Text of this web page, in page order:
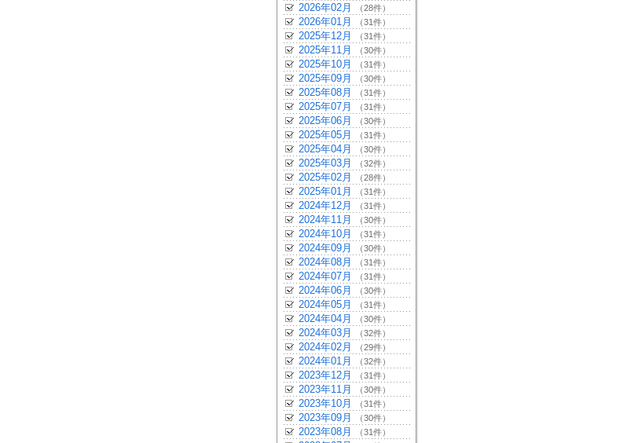
2026年02月 （28件）
2026年01月 （31件）
2025年12月 （31件）
2025年11月 （30件）
2025年10月 （31件）
2025年09月 （30件）
2025年08月 （31件）
2025年07月 （31件）
2025年06月 （30件）
2025年05月 （31件）
2025年04月 （30件）
2025年03月 （32件）
2025年02月 （28件）
2025年01月 （31件）
2024年12月 （31件）
2024年11月 （30件）
2024年10月 （31件）
2024年09月 （30件）
2024年08月 （31件）
2024年07月 （31件）
2024年06月 （30件）
2024年05月 （31件）
2024年04月 （30件）
2024年03月 （32件）
2024年02月 （29件）
2024年01月 （32件）
2023年12月 （31件）
2023年11月 （30件）
2023年10月 （31件）
2023年09月 （30件）
2023年08月 （31件）